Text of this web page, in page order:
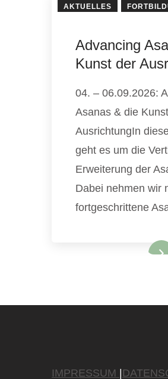
AKTUELLES
Advancing
Kunst der
04. – 06.09.2026:
Asanas & die
AusrichtungIn
geht es um die
Erweiterung der
Dabei nehmen wir
fortgeschrittene
IMPRESSUM